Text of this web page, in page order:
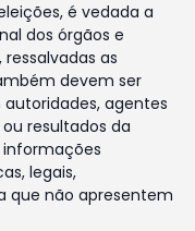
é vedada a
dos órgãos e
as
devem ser
agentes
resultados da
legais,
que não apresentem